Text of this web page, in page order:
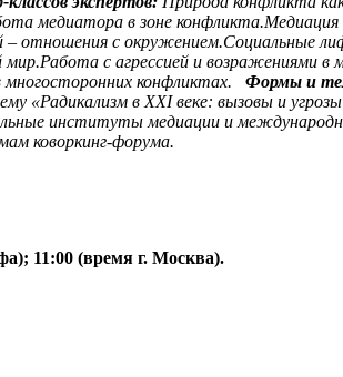
медиатора в зоне конфликта.
– отношения с окружением.Социальные
мир.Работа с агрессией и возражениями в
многосторонних конфликтах.
Формы и
«Радикализм в XXI веке: вызовы и
институты медиации и
коворкинг-форума.
11:00 (время г. Москва).